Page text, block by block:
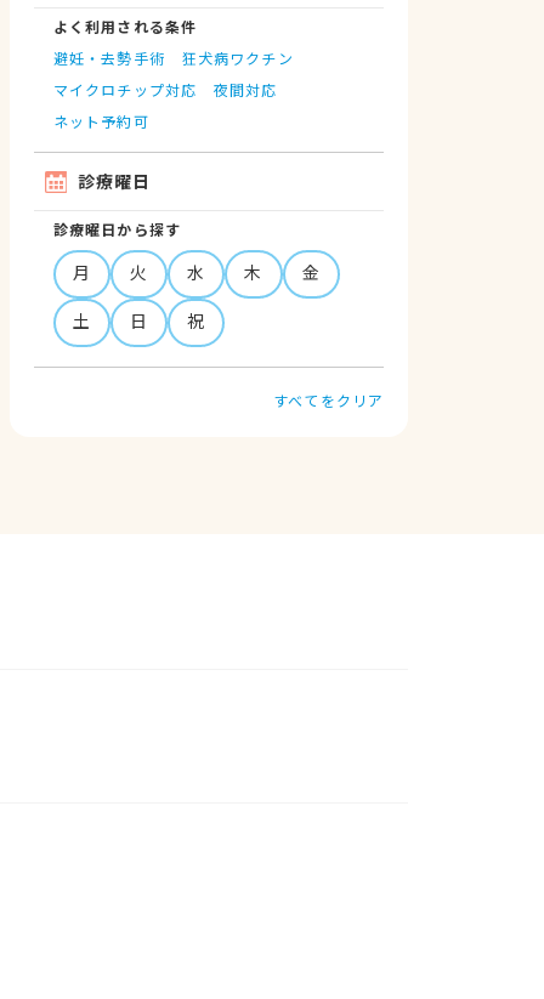
よく利用される条件
避妊・去勢手術
狂犬病ワクチン
マイクロチップ対応
夜間対応
ネット予約可
診療曜日
診療曜日から探す
月 火 水 木
金
土
日 祝
すべてをクリア